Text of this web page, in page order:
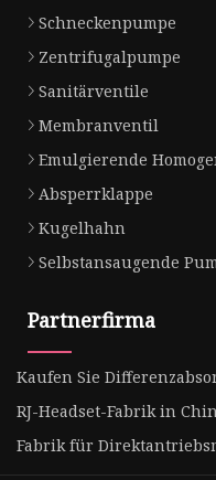
Schneckenpumpe
Zentrifugalpumpe
Sanitärventile
Membranventil
Emulgierende
Absperrklappe
Kugelhahn
Selbstansaugende
Partnerfirma
Kaufen Sie
RJ-Headset-Fabrik in
Fabrik für